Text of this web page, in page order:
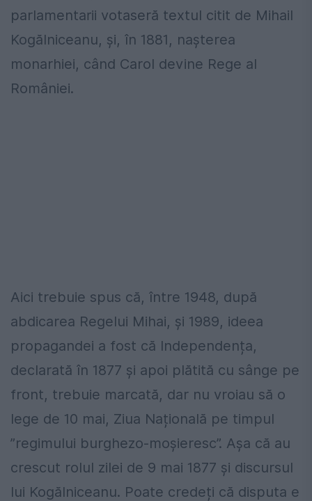
parlamentarii votaseră textul citit de Mihail
Kogălniceanu, și, în 1881, nașterea
monarhiei, când Carol devine Rege al
României.
Aici trebuie spus că, între 1948, după
abdicarea Regelui Mihai, și 1989, ideea
propagandei a fost că Independența,
declarată în 1877 și apoi plătită cu sânge pe
front, trebuie marcată, dar nu vroiau să o
lege de 10 mai, Ziua Națională pe timpul
”regimului burghezo-moșieresc”. Așa că au
crescut rolul zilei de 9 mai 1877 și discursul
lui Kogălniceanu. Poate credeți că disputa e